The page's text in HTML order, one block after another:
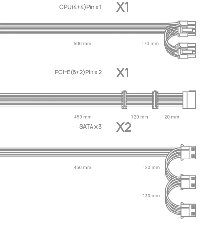
CPU(4+4)Pin x 1 X1
PCI-E(6+2)Pin x 2 X1
SATA x 3 X2